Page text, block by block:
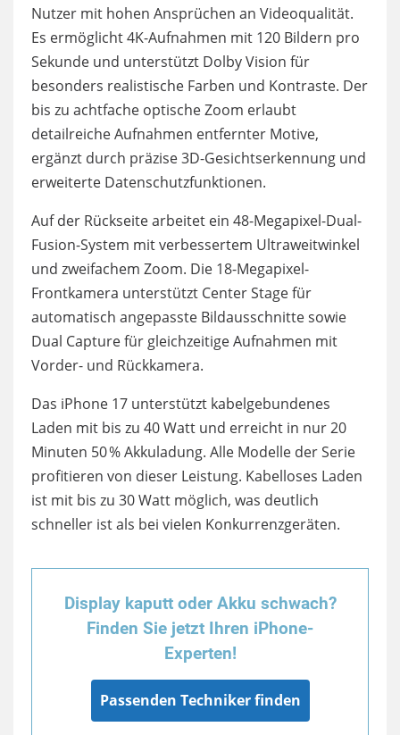
Nutzer mit hohen Ansprüchen an Videoqualität.
Es ermöglicht 4K-Aufnahmen mit 120 Bildern pro
Sekunde und unterstützt Dolby Vision für
besonders realistische Farben und Kontraste. Der
bis zu achtfache optische Zoom erlaubt
detailreiche Aufnahmen entfernter Motive,
ergänzt durch präzise 3D-Gesichtserkennung und
erweiterte Datenschutzfunktionen.
Auf der Rückseite arbeitet ein 48-Megapixel-Dual-
Fusion-System mit verbessertem Ultraweitwinkel
und zweifachem Zoom. Die 18-Megapixel-
Frontkamera unterstützt Center Stage für
automatisch angepasste Bildausschnitte sowie
Dual Capture für gleichzeitige Aufnahmen mit
Vorder- und Rückkamera.
Das iPhone 17 unterstützt kabelgebundenes
Laden mit bis zu 40 Watt und erreicht in nur 20
Minuten 50 % Akkuladung. Alle Modelle der Serie
profitieren von dieser Leistung. Kabelloses Laden
ist mit bis zu 30 Watt möglich, was deutlich
schneller ist als bei vielen Konkurrenzgeräten.
Display kaputt oder Akku schwach?
Finden Sie jetzt Ihren iPhone-
Experten!
Passenden Techniker finden